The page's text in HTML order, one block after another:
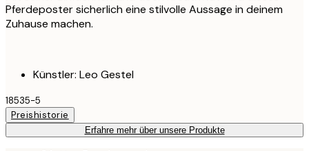
Pferdeposter sicherlich eine stilvolle Aussage in deinem
Zuhause machen.
Künstler: Leo Gestel
18535-5
Preishistorie
Erfahre mehr über unsere Produkte